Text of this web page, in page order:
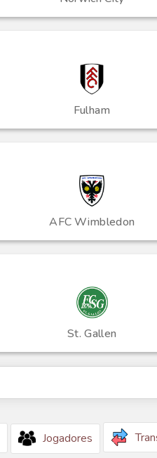
Fulham
AFC Wimbledon
St. Gallen
Jogadores